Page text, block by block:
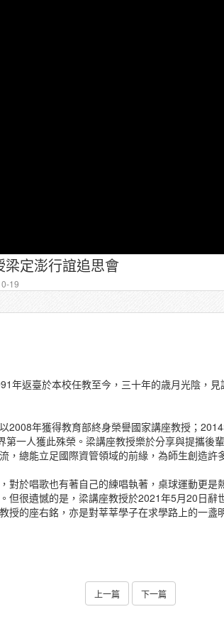
定澎行誼追思會
19
年返臺於本校任教至今，三十年的歳月光陰，
2008年獲得教育部終身榮譽國家講座教授；
一人獲此殊榮。梁講座教授樂於分享與提攜後
總能立足國際資管領域的前緣，為師生創造許
對於唱歌也有著自己的練唱執著，桌球運動更
但很遺憾的是，梁講座教授於2021年5月20日
授的座右銘，亦是對莘莘學子在求學路上的一
上一篇 下一篇